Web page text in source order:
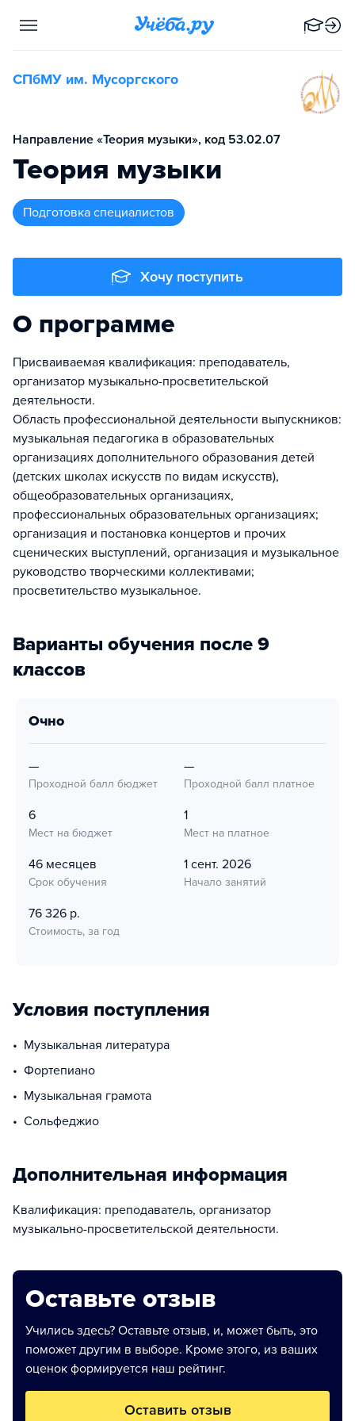
СПбМУ им. Мусоргского
Направление «Теория музыки», код 53.02.07
Теория музыки
подготовка специалистов
Хочу поступить
О программе
Присваиваемая квалификация: преподаватель,
организатор музыкально-просветительской
деятельности.
Область профессиональной деятельности выпускников:
музыкальная педагогика в образовательных
организациях дополнительного образования детей
(детских школах искусств по видам искусств),
общеобразовательных организациях,
профессиональных образовательных организациях;
организация и постановка концертов и прочих
сценических выступлений, организация и музыкальное
руководство творческими коллективами;
просветительство музыкальное.
Варианты обучения после 9
классов
очно
—
Проходной балл бюджет
—
Проходной балл платное
6
Мест на бюджет
1
Мест на платное
46 месяцев
Срок обучения
1 сент. 2026
Начало занятий
76 326 р.
Стоимость, за год
Условия поступления
музыкальная литература
фортепиано
музыкальная грамота
Сольфеджио
Дополнительная информация
Квалификация: преподаватель, организатор
музыкально-просветительской деятельности.
Оставьте отзыв
Учились здесь? Оставьте отзыв, и, может быть, это
поможет другим в выборе. Кроме этого, из ваших
оценок формируется наш рейтинг.
Оставить отзыв